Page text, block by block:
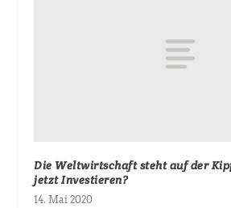
Die Weltwirtschaft steht auf der
jetzt Investieren?
14. Mai 2020